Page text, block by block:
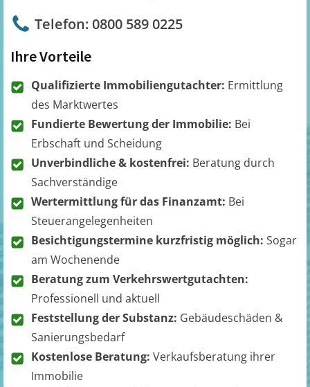
Telefon: 0800 589 0225
Ihre Vorteile
Qualifizierte Immobiliengutachter: Ermittlung
des Marktwertes
Fundierte Bewertung der Immobilie: Bei
Erbschaft und Scheidung
Unverbindliche & kostenfrei: Beratung durch
Sachverständige
Wertermittlung für das Finanzamt: Bei
Steuerangelegenheiten
Besichtigungstermine kurzfristig möglich: Sogar
am Wochenende
Beratung zum Verkehrswertgutachten:
Professionell und aktuell
Feststellung der Substanz: Gebäudeschäden &
Sanierungsbedarf
Kostenlose Beratung: Verkaufsberatung ihrer
Immobilie